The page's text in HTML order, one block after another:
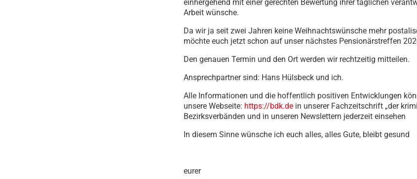
einhergehend mit einer gerechten Bewertung ihrer täglichen
Arbeit wünsche.
Da wir ja seit zwei Jahren keine Weihnachtswünsche mehr
möchte euch jetzt schon auf unser nächstes Pensionärstreffen
Den genauen Termin und den Ort werden wir rechtzeitig mitteilen.
Ansprechpartner sind: Hans Hülsbeck und ich.
Alle Informationen und die hoffentlich positiven Entwicklungen
unsere Webseite: https://bdk.de in unserer Fachzeitschrift „der
Bezirksverbänden und in unseren Newslettern jederzeit einsehen
In diesem Sinne wünsche ich euch alles, alles Gute, bleibt gesund
eurer